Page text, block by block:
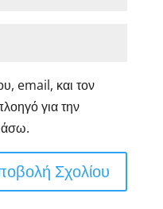
email, και τον
για την